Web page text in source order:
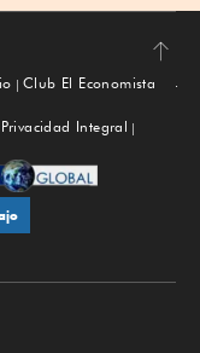
Subir
Club El Economista
Integral